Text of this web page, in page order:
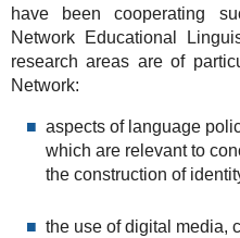
have been cooperating
Network Educational
research areas are of
Network:
aspects of language
which are relevant to
the construction of
the use of digital media,